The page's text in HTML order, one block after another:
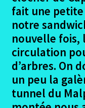
En Haute Savoie
Randonnées
Me contacter
fait une
notre
nouvelle fois,
circulation
d’arbres. On
un peu la
tunnel du